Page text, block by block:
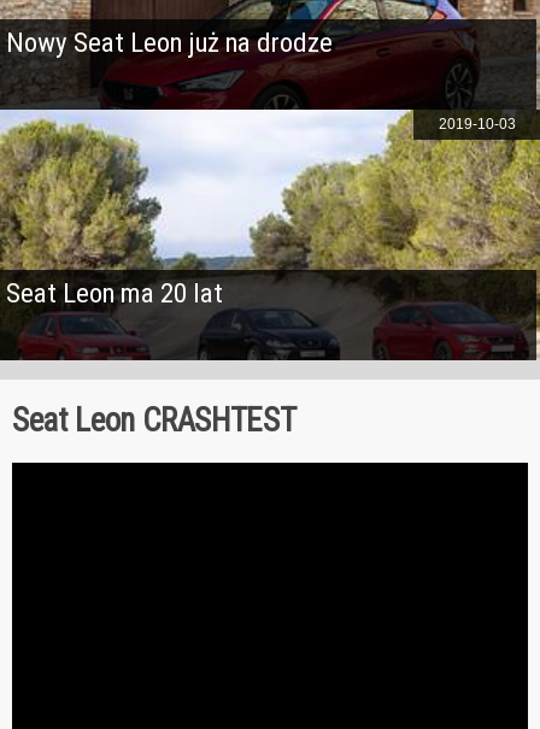
Nowy Seat Leon już na drodze
Seat Leon ma 20 lat
2019-10-03
Seat Leon CRASHTEST